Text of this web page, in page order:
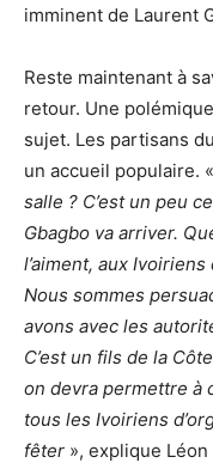
imminent de Laurent
Reste maintenant à
retour. Une
sujet. Les partisans
un accueil populaire. «
salle ? C’est un peu
Gbagbo va arriver.
l’aiment, aux
Nous sommes
avons avec les
C’est un fils de la
on devra permettre à
tous les Ivoiriens
fêter », explique